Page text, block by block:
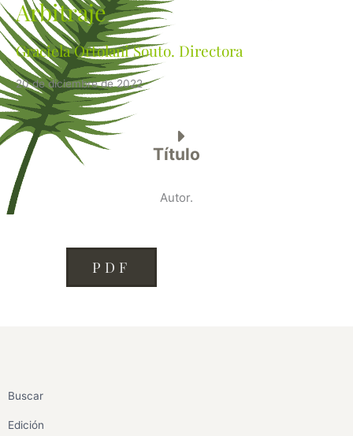
Arbitraje
Graciela Ortolani Souto. Directora
20 de diciembre de 2022
Título
Autor.
PDF
Buscar
Edición